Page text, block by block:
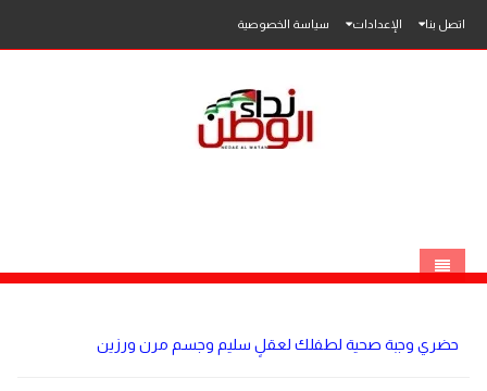
اتصل بنا الإعدادات سياسة الخصوصية
حضري وجبة صحية لطفلك لعقلٍ سليم وجسم مرن ورزين